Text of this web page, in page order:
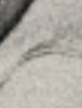
DE PRIVACITAT